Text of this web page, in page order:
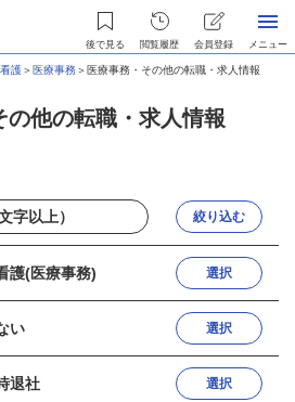
後で見る 閲覧履歴 会員登録 メニュー
護＞ 医療事務＞ 医療事務・その他の転職・求人情報
の他の転職・求人情報
絞り込む
護(医療事務) 選択
い 選択
退社 選択